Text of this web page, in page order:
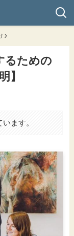
るための
】
ます。